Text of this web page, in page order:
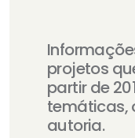
projetos
partir de
temáticas,
autoria.